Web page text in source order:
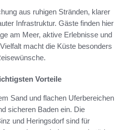
aus ruhigen Stränden, klarer
Infrastruktur. Gäste finden hier
am Meer, aktive Erlebnisse und
macht die Küste besonders
Vorteile
Sand und flachen Uferbereichen
sicheren Baden ein. Die
und Heringsdorf sind für